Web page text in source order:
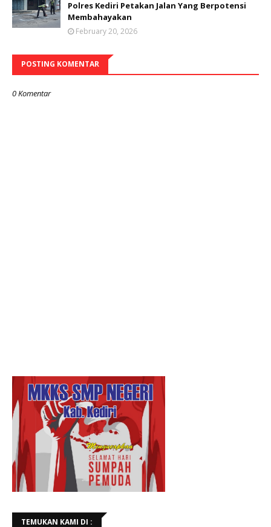
Polres Kediri Petakan Jalan Yang Berpotensi
Membahayakan
February 20, 2026
POSTING KOMENTAR
0 Komentar
TEMUKAN KAMI DI :